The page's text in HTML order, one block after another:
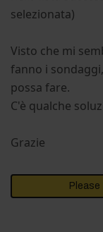
selezionata)
Visto che mi
fanno i
possa fare.
C'è qualche
Grazie
Please